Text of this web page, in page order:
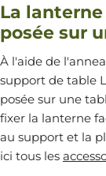
La
posée sur
À l'aide de
support de table
posée sur une
fixer la lanterne
au support et la
ici tous les